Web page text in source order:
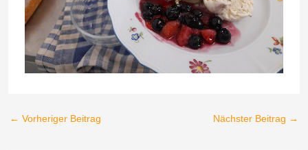
← Vorheriger Beitrag Nächster Beitrag →